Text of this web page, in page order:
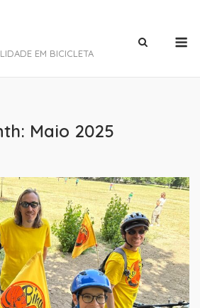
EM BICICLETA
Maio 2025